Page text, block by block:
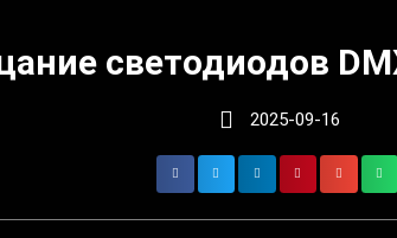
светодиодов
2025-09-16